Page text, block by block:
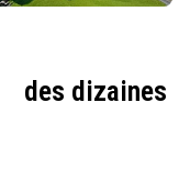
des dizaines